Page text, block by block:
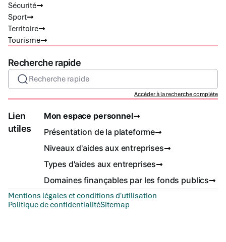
Sécurité
Sport
Territoire
Tourisme
Recherche rapide
Recherche rapide
Accéder à la recherche complète
Lien
utiles
Mon espace personnel
Présentation de la plateforme
Niveaux d'aides aux entreprises
Types d'aides aux entreprises
Domaines finançables par les fonds publics
Mentions légales et conditions d'utilisation
Politique de confidentialitéSitemap